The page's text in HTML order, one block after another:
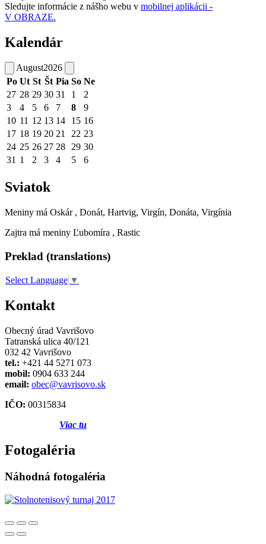
Sledujte informácie z nášho webu v mobilnej aplikácii -
V OBRAZE.
Kalendár
August2026
Po Ut St Št Pia So Ne
27 28 29 30 31 1
2
3
4 5 6 7 8
9
10 11 12 13 14 15 16
17 18 19 20 21 22 23
24 25 26 27 28 29 30
31 1 2 3 4 5 6
Sviatok
Meniny má Oskár , Donát, Hartvig, Virgín, Donáta, Virgínia
Zajtra má meniny Ľubomíra , Rastic
Preklad (translations)
Select Language ▼
Kontakt
Obecný úrad Vavrišovo
Tatranská ulica 40/121
032 42 Vavrišovo
tel.: +421 44 5271 073
mobil: 0904 633 244
email: obec@vavrisovo.sk
IČO: 00315834
Viac tu
Fotogaléria
Náhodná fotogaléria